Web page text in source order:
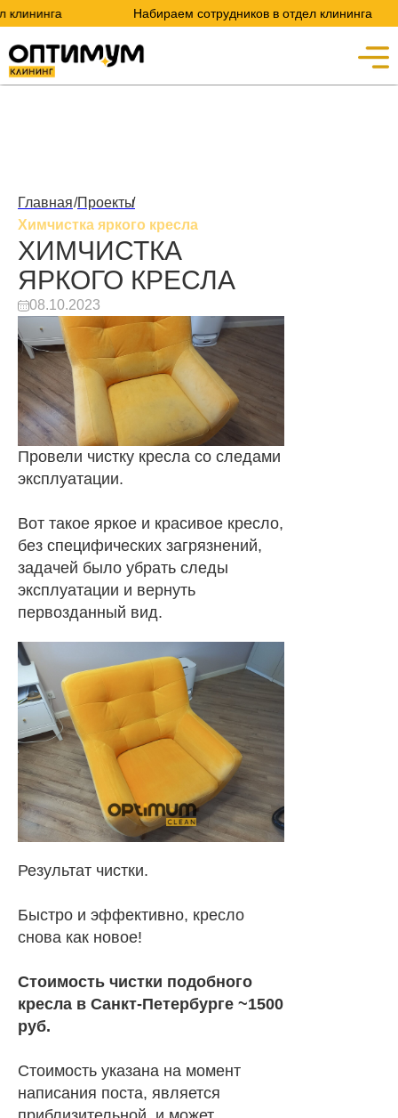
Набираем сотрудников в отдел клининга
Главная/Проекты/
Химчистка яркого кресла
ХИМЧИСТКА
ЯРКОГО КРЕСЛА
08.10.2023
Провели чистку кресла со следами
эксплуатации.
Вот такое яркое и красивое кресло,
без специфических загрязнений,
задачей было убрать следы
эксплуатации и вернуть
первозданный вид.
Результат чистки.
Быстро и эффективно, кресло
снова как новое!
Стоимость чистки подобного
кресла в Санкт-Петербурге ~1500
руб.
Стоимость указана на момент
написания поста, является